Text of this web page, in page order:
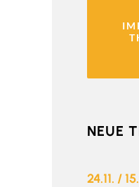
NEUE
24.11. /